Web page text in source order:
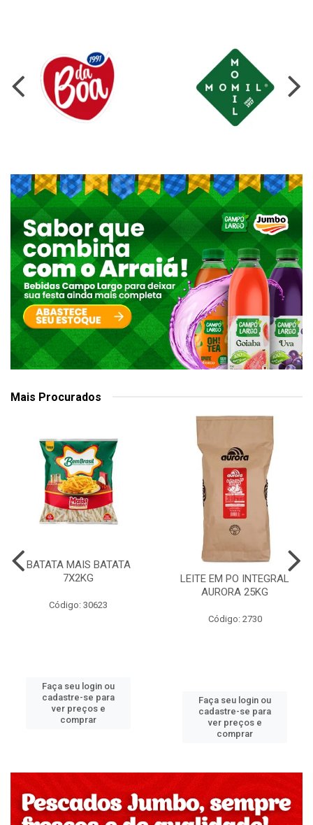
Mais Procurados
BATATA MAIS BATATA
7X2KG
Código: 30623
Faça seu login ou
cadastre-se para
ver preços e
comprar
LEITE EM PO INTEGRAL
AURORA 25KG
Código: 2730
Faça seu login ou
cadastre-se para
ver preços e
comprar